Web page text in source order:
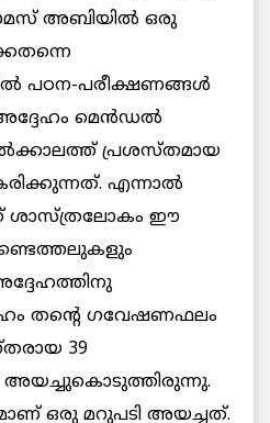
അബിയില്‍ ഒരു
പഠന-പരീക്ഷണങ്ങള്‍
മെന്‍ഡല്‍
പ്രശസ്തമായ
എന്നാല്‍
ശാസ്ത്രലോകം ഈ
തന്റെ ഗവേഷണഫലം
39
അയച്ചുകൊടുത്തിരുന്നു.
ഒരു മറുപടി അയച്ചത്.